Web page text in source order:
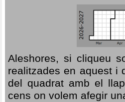
Aleshores, si cliqueu
realitzades en aquest i
del quadrat amb el
cens on volem afegir